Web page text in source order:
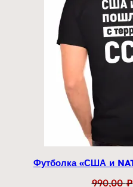
Футболка «США и
990,00₽